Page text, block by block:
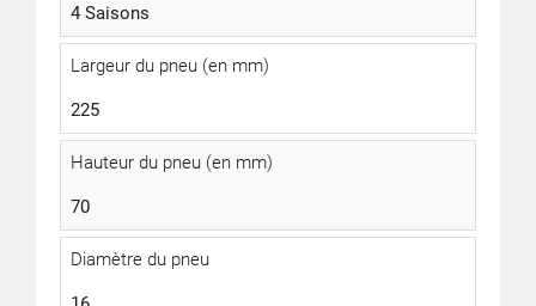
4 Saisons
Largeur du pneu (en mm)
225
Hauteur du pneu (en mm)
70
Diamètre du pneu